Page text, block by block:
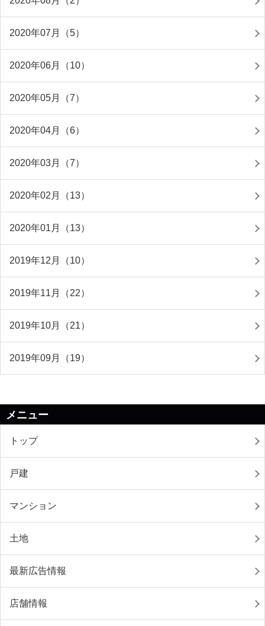
2020年07月（5）
2020年06月（10）
2020年05月（7）
2020年04月（6）
2020年03月（7）
2020年02月（13）
2020年01月（13）
2019年12月（10）
2019年11月（22）
2019年10月（21）
2019年09月（19）
メニュー
トップ
戸建
マンション
土地
最新広告情報
店舗情報